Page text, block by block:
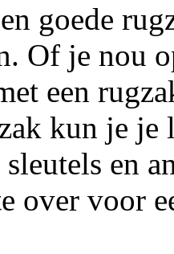
goede
Of je nou
een
kun je je
en
over voor